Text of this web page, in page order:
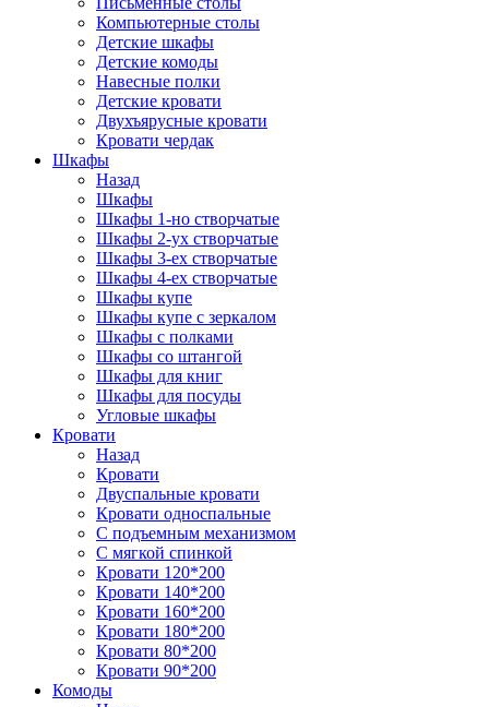
Компьютерные столы
Детские шкафы
Детские комоды
Навесные полки
Детские кровати
Двухъярусные кровати
Кровати чердак
Шкафы
Назад
Шкафы
Шкафы 1-но створчатые
Шкафы 2-ух створчатые
Шкафы 3-ех створчатые
Шкафы 4-ех створчатые
Шкафы купе
Шкафы купе с зеркалом
Шкафы с полками
Шкафы со штангой
Шкафы для книг
Шкафы для посуды
Угловые шкафы
Кровати
Назад
Кровати
Двуспальные кровати
Кровати односпальные
С подъемным механизмом
С мягкой спинкой
Кровати 120*200
Кровати 140*200
Кровати 160*200
Кровати 180*200
Кровати 80*200
Кровати 90*200
Комоды